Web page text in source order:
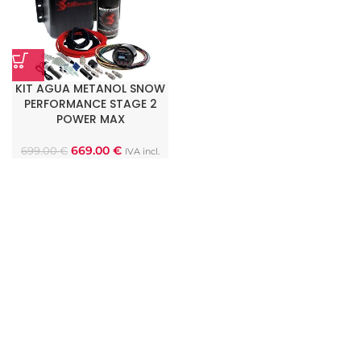
KIT AGUA METANOL SNOW
PERFORMANCE STAGE 2
POWER MAX
699.00€ 669.00 € IVA incl.